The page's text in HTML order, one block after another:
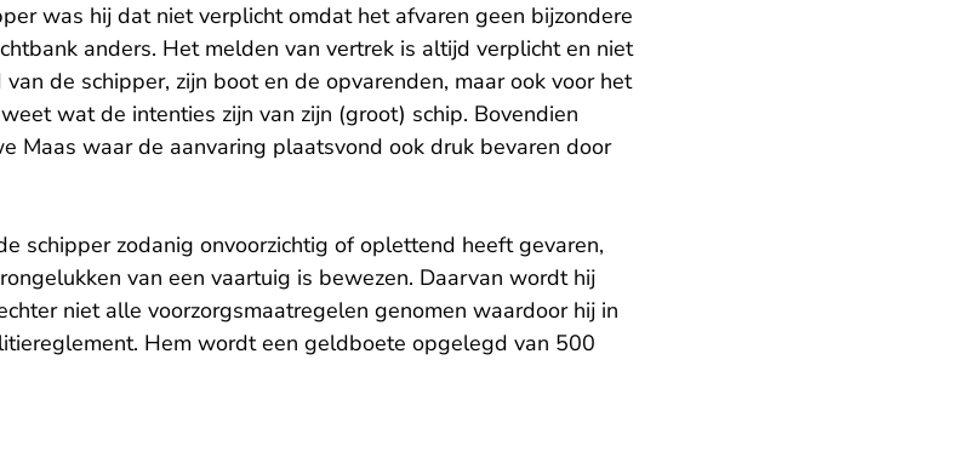
was hij dat niet verplicht omdat het afvaren geen bijzondere
anders. Het melden van vertrek is altijd verplicht en niet
de schipper, zijn boot en de opvarenden, maar ook voor het
wat de intenties zijn van zijn (groot) schip. Bovendien
Maas waar de aanvaring plaatsvond ook druk bevaren door
schipper zodanig onvoorzichtig of oplettend heeft gevaren,
van een vaartuig is bewezen. Daarvan wordt hij
niet alle voorzorgsmaatregelen genomen waardoor hij in
Hem wordt een geldboete opgelegd van 500